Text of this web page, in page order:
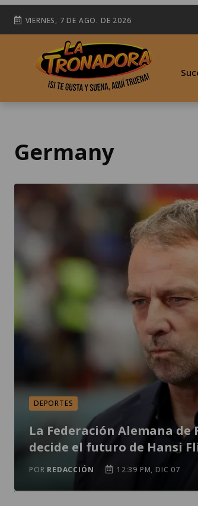
VIERNES, 7 DE AGO. DE 2026
Germany
DEPORTES
La Federación Alemana de
decide el futuro de Hansi
POR REDACCIÓN 12:39 PM, DIC 07